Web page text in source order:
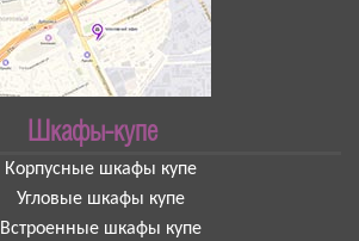
Шкафы-купе
Корпусные шкафы купе
Угловые шкафы купе
Встроенные шкафы купе